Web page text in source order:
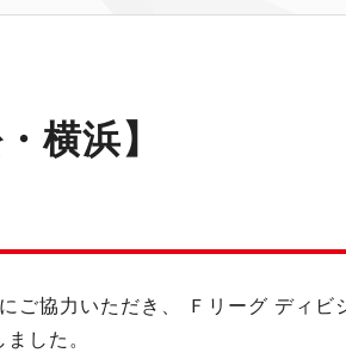
横浜】
ご協力いただき、 Ｆリーグ ディ
した。